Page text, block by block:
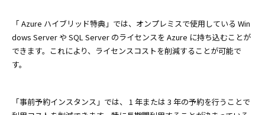
「 Azure ハイブリッド特典」では、オンプレミスで使用している Win
dows Server や SQL Server のライセンスを Azure に持ち込むことが
できます。これにより、ライセンスコストを削減することが可能で
す。
「事前予約インスタンス」では、 1 年または 3 年の予約を行うことで